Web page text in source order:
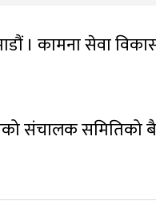
। कामना सेवा
संचालक समितिको